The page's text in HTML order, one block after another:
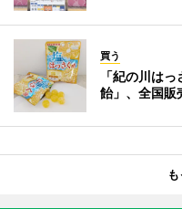
買う
「紀の川は
飴」、全国販